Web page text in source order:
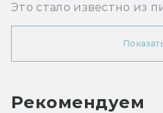
Это стало известно из
Рекомендуем